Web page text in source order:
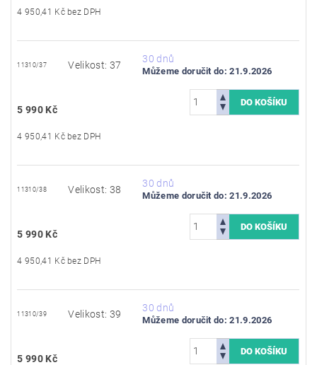
4 950,41 Kč bez DPH
11310/37 Velikost: 37
30 dnů
Můžeme doručit do: 21.9.2026
5 990 Kč
4 950,41 Kč bez DPH
11310/38 Velikost: 38
30 dnů
Můžeme doručit do: 21.9.2026
5 990 Kč
4 950,41 Kč bez DPH
11310/39 Velikost: 39
30 dnů
Můžeme doručit do: 21.9.2026
5 990 Kč